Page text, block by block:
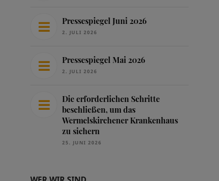
Pressespiegel Juni 2026
2. JULI 2026
Pressespiegel Mai 2026
2. JULI 2026
Die erforderlichen Schritte
beschließen, um das
Wermelskirchener Krankenhaus
zu sichern
25. JUNI 2026